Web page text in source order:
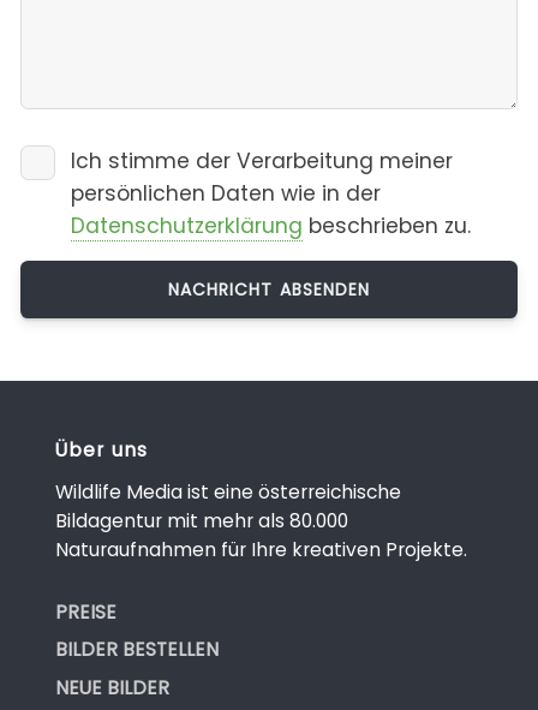
Ich stimme der Verarbeitung meiner
persönlichen Daten wie in der
Datenschutzerklärung beschrieben zu.
Über uns
Wildlife Media ist eine österreichische
Bildagentur mit mehr als 80.000
Naturaufnahmen für Ihre kreativen Projekte.
PREISE
BILDER BESTELLEN
NEUE BILDER